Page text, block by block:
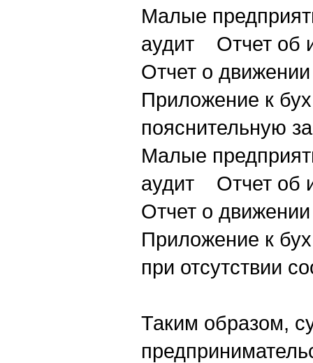
Малые
аудит Отчет об
Отчет о
Приложение к
пояснительную
Малые
аудит Отчет об
Отчет о
Приложение к
при отсутствии
Таким образом,